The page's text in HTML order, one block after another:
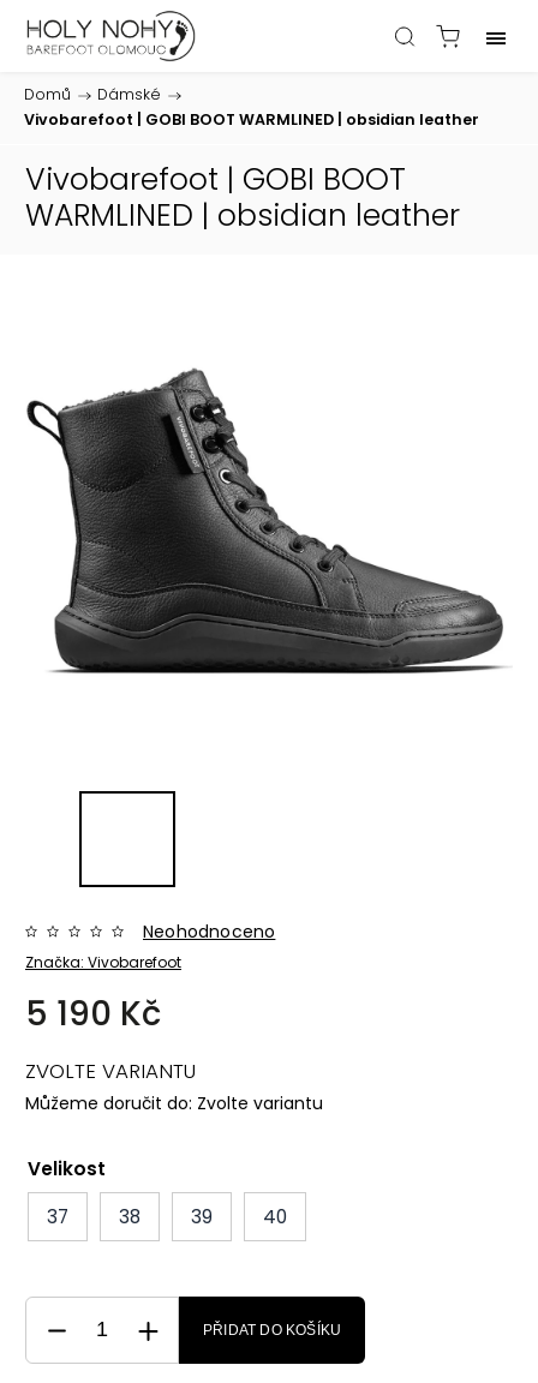
Domů / Dámské /
Vivobarefoot | GOBI BOOT WARMLINED | obsidian leather
Vivobarefoot | GOBI BOOT
WARMLINED | obsidian leather
Značka: Vivobarefoot
Neohodnoceno
5 190 Kč
ZVOLTE VARIANTU
Můžeme doručit do: Zvolte variantu
Velikost
37
38 39 40
PŘIDAT DO KOŠÍKU